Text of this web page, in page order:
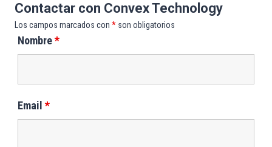
Contactar con Convex Technology
Los campos marcados con * son obligatorios
Nombre*
Email *